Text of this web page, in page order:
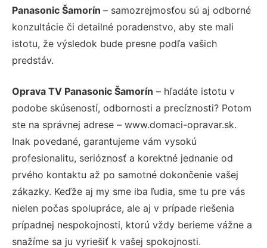
Panasonic Šamorín – samozrejmosťou sú aj odborné
konzultácie či detailné poradenstvo, aby ste mali
istotu, že výsledok bude presne podľa vašich
predstáv.
Oprava TV Panasonic Šamorín – hľadáte istotu v
podobe skúseností, odbornosti a precíznosti? Potom
ste na správnej adrese – www.domaci-opravar.sk.
Inak povedané, garantujeme vám vysokú
profesionalitu, serióznosť a korektné jednanie od
prvého kontaktu až po samotné dokončenie vašej
zákazky. Keďže aj my sme iba ľudia, sme tu pre vás
nielen počas spolupráce, ale aj v prípade riešenia
prípadnej nespokojnosti, ktorú vždy berieme vážne a
snažíme sa ju vyriešiť k vašej spokojnosti.